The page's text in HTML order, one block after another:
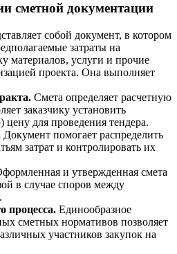
сметной документации
собой документ, в котором
затраты на
материалов, услуги и прочие
проекта. Она выполняет
Смета определяет расчетную
заказчику установить
для проведения тендера.
Документ помогает распределить
затрат и контролировать их
и утвержденная смета
в случае споров между
процесса. Единообразное
сметных нормативов позволяет
участников закупок на